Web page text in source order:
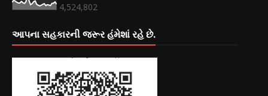
4,524,802
આપના સહકારની જરૂર હંમેશાં રહે છે.